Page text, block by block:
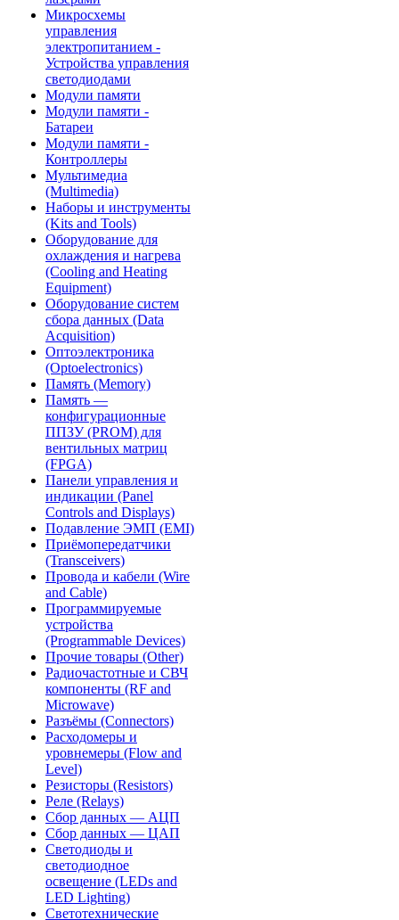
Микросхемы
управления
электропитанием -
Устройства управления
светодиодами
Модули памяти
Модули памяти -
Батареи
Модули памяти -
Контроллеры
Мультимедиа
(Multimedia)
Наборы и инструменты
(Kits and Tools)
Оборудование для
охлаждения и нагрева
(Cooling and Heating
Equipment)
Оборудование систем
сбора данных (Data
Acquisition)
Оптоэлектроника
(Optoelectronics)
Память (Memory)
Память —
конфигурационные
ППЗУ (PROM) для
вентильных матриц
(FPGA)
Панели управления и
индикации (Panel
Controls and Displays)
Подавление ЭМП (EMI)
Приёмопередатчики
(Transceivers)
Провода и кабели (Wire
and Cable)
Программируемые
устройства
(Programmable Devices)
Прочие товары (Other)
Радиочастотные и СВЧ
компоненты (RF and
Microwave)
Разъёмы (Connectors)
Расходомеры и
уровнемеры (Flow and
Level)
Резисторы (Resistors)
Реле (Relays)
Сбор данных — АЦП
Сбор данных — ЦАП
Светодиоды и
светодиодное
освещение (LEDs and
LED Lighting)
Светотехнические